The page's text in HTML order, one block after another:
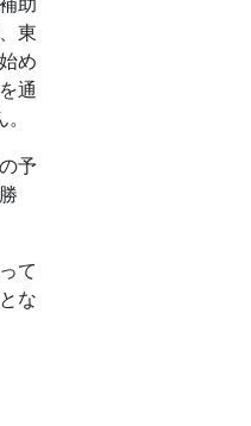
東
め
通
予
て
な